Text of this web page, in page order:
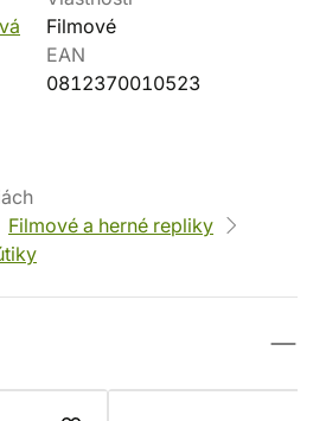
Filmové
EAN
0812370010523
Filmové a herné repliky